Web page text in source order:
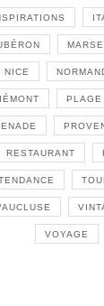
NICE
PLAGE
RESTAURANT
VOYAGE